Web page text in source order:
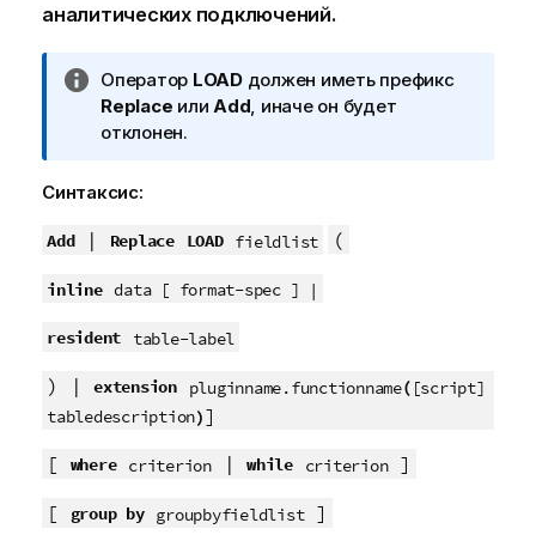
аналитических подключений.
П
р
и
е
и
к
н
ф
р
а
Оператор LOADдолжен иметь префикс
Replace или Add, иначе он будет
отклонен.
Синтаксис:
Add| Replace LOAD fieldlist (
inline data [ format-spec ] |
resident table-label
) | extension pluginname.functionname( [script]
tabledescription)]
[ where criterion| while criterion]
[ group by groupbyfieldlist]